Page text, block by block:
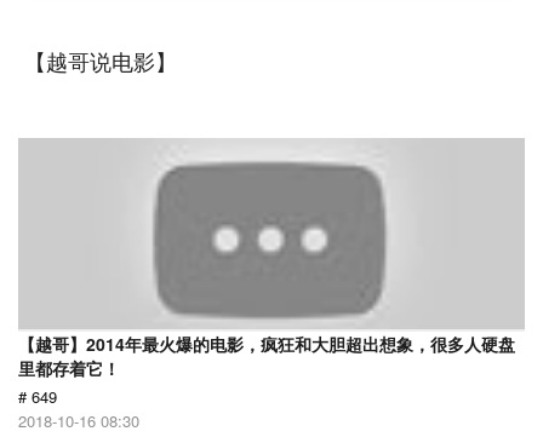
【越哥说电影】
【越哥】2014年最火爆的电影，疯狂和大胆超出想象，很多人硬盘
里都存着它！
# 649
2018-10-16 08:30